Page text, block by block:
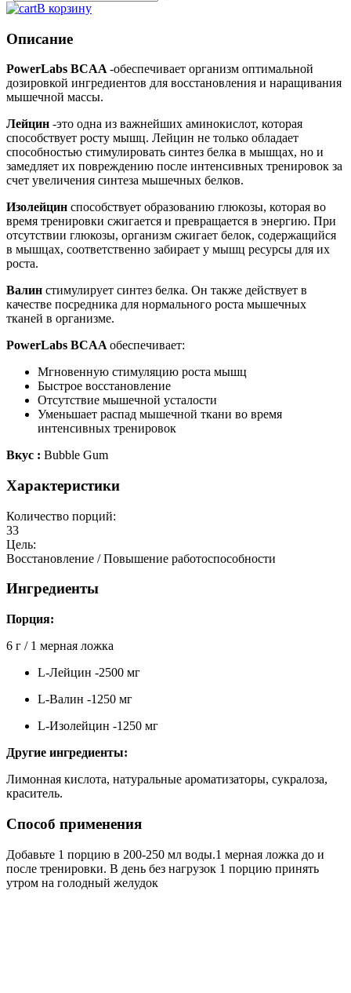
В корзину
Описание
PowerLabs BCAA -обеспечивает организм оптимальной
дозировкой ингредиентов для восстановления и наращивания
мышечной массы.
Лейцин -это одна из важнейших аминокислот, которая
способствует росту мышц. Лейцин не только обладает
способностью стимулировать синтез белка в мышцах, но и
замедляет их повреждению после интенсивных тренировок за
счет увеличения синтеза мышечных белков.
Изолейцин способствует образованию глюкозы, которая во
время тренировки сжигается и превращается в энергию. При
отсутствии глюкозы, организм сжигает белок, содержащийся
в мышцах, соответственно забирает у мышц ресурсы для их
роста.
Валин стимулирует синтез белка. Он также действует в
качестве посредника для нормального роста мышечных
тканей в организме.
PowerLabs BCAA обеспечивает:
Мгновенную стимуляцию роста мышц
Быстрое восстановление
Отсутствие мышечной усталости
Уменьшает распад мышечной ткани во время
интенсивных тренировок
Вкус : Bubble Gum
Характеристики
Количество порций:
33
Цель:
Восстановление / Повышение работоспособности
Ингредиенты
Порция:
6 г / 1 мерная ложка
L-Лейцин -2500 мг
L-Валин -1250 мг
L-Изолейцин -1250 мг
Другие ингредиенты:
Лимонная кислота, натуральные ароматизаторы, сукралоза,
краситель.
Способ применения
Добавьте 1 порцию в 200-250 мл воды.1 мерная ложка до и
после тренировки. В день без нагрузок 1 порцию принять
утром на голодный желудок